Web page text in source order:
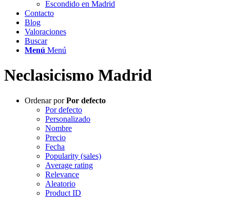
Escondido en Madrid
Contacto
Blog
Valoraciones
Buscar
Menú Menú
Neclasicismo Madrid
Ordenar porPor defecto
Por defecto
Personalizado
Nombre
Precio
Fecha
Popularity (sales)
Average rating
Relevance
Aleatorio
Product ID